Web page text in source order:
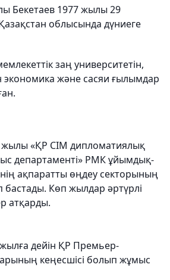
Бекетаев 1977 жылы 29
облысында дүниеге
заң университетін,
және сасяи ғылымдар
«ҚР СІМ дипломатиялық
департаменті» РМК ұйымдық-
ақпаратты өңдеу секторының
бастады. Көп жылдар әртүрлі
атқарды.
дейін ҚР Премьер-
кеңесшісі болып жұмыс